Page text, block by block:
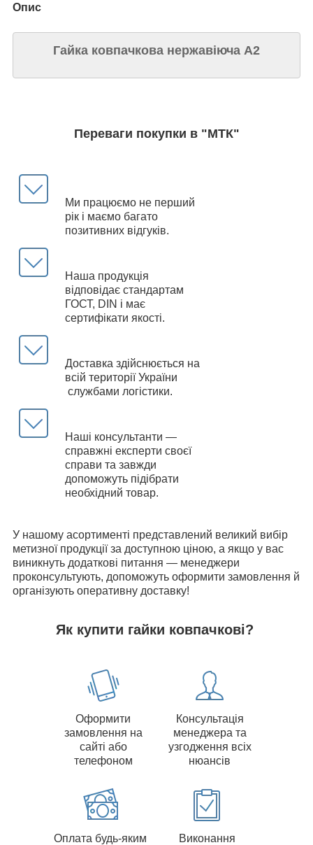
Опис
Гайка ковпачкова нержавіюча А2
Переваги покупки в "МТК"
Ми працюємо не перший
рік і маємо багато
позитивних відгуків.
Наша продукція
відповідає стандартам
ГОСТ, DIN і має
сертифікати якості.
Доставка здійснюється на
всій території України
службами логістики.
Наші консультанти —
справжні експерти своєї
справи та завжди
допоможуть підібрати
необхідний товар.
У нашому асортименті представлений великий вибір
метизної продукції за доступною ціною, а якщо у вас
виникнуть додаткові питання — менеджери
проконсультують, допоможуть оформити замовлення й
організують оперативну доставку!
Як купити гайки ковпачкові?
Оформити
замовлення на
сайті або
телефоном
Консультація
менеджера та
узгодження всіх
нюансів
Оплата будь-яким Виконання